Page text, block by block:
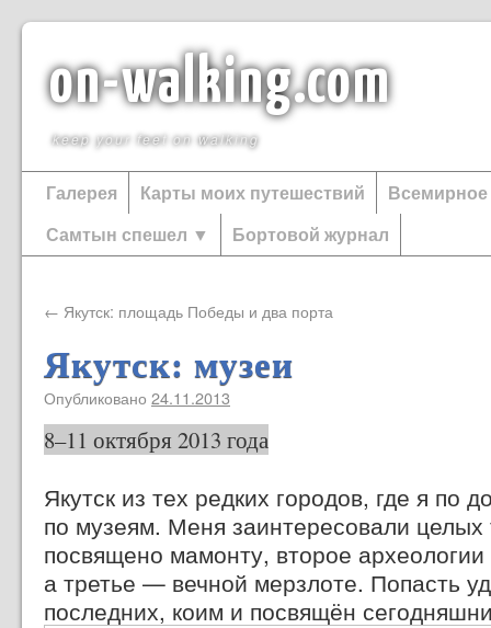
on-walking.com
keep your feet on walking
Галерея Карты моих путешествий
Самтын спешел ▼
Бортовой журнал
← Якутск: площадь Победы и два порта
Якутск: музеи
Опубликовано 24.11.2013
8–11 октября 2013 года
Якутск из тех редких городов, где я по
по музеям. Меня заинтересовали целых
посвящено мамонту, второе
а третье — вечной мерзлоте. Попасть
последних, коим и посвящён